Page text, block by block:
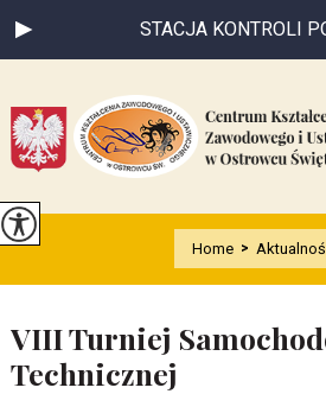
STACJA KONTROLI
Home >
VIII Turniej
Technicznej